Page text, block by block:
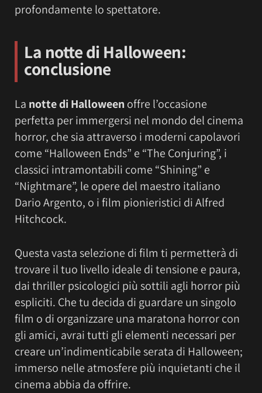
profondamente lo spettatore.
La notte di Halloween:
conclusione
La notte di Halloweenoffre l’occasione
perfetta per immergersi nel mondo del cinema
horror, che sia attraverso i moderni capolavori
come “Halloween Ends” e “The Conjuring”, i
classici intramontabili come “Shining” e
“Nightmare”, le opere del maestro italiano
Dario Argento, o i film pionieristici di Alfred
Hitchcock.
Questa vasta selezione di film ti permetterà di
trovare il tuo livello ideale di tensione e paura,
dai thriller psicologici più sottili agli horror più
espliciti. Che tu decida di guardare un singolo
film o di organizzare una maratona horror con
gli amici, avrai tutti gli elementi necessari per
creare un’indimenticabile serata di Halloween;
immerso nelle atmosfere più inquietanti che il
cinema abbia da offrire.